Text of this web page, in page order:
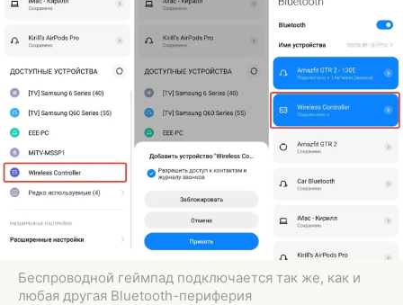
Беспроводной геймпад подключается так же, как и
любая другая Bluetooth-периферия